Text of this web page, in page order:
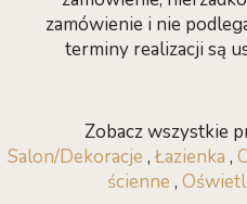
zamówienie i nie
terminy realizacji są
Zobacz wszystkie
Salon/Dekoracje , Łazienka ,
ścienne ,